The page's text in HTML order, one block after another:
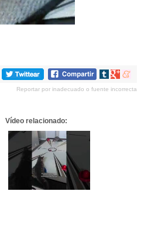
Compartir
tumblr
Compartir
Google+
Compartir
meneame
Reportar por inadecuado o fuente incorrecta
Vídeo relacionado: